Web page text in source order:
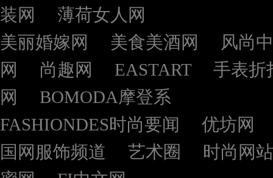
装网
薄荷女人网
美丽婚嫁网
美食美酒网
风尚
网
尚趣网 EASTART
手表折
网
BOMODA摩登系
FASHIONDES时尚要闻
优坊网
国网服饰频道
艺术圈
时尚网站